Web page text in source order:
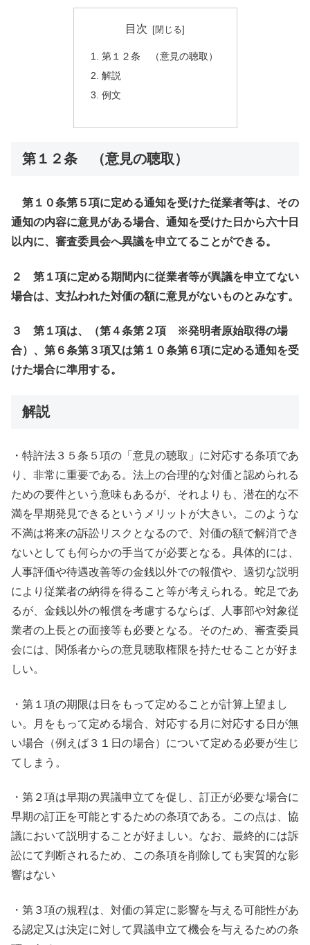
目次
第１２条 （意見の聴取）
解説
例文
第１２条 （意見の聴取）
第１０条第５項に定める通知を受けた従業者等は、その
通知の内容に意見がある場合、通知を受けた日から六十日
以内に、審査委員会へ異議を申立てることができる。
２ 第１項に定める期間内に従業者等が異議を申立てない
場合は、支払われた対価の額に意見がないものとみなす。
３ 第１項は、（第４条第２項 ※発明者原始取得の場
合）、第６条第３項又は第１０条第６項に定める通知を受
けた場合に準用する。
解説
・特許法３５条５項の「意見の聴取」に対応する条項であ
り、非常に重要である。法上の合理的な対価と認められる
ための要件という意味もあるが、それよりも、潜在的な不
満を早期発見できるというメリットが大きい。このような
不満は将来の訴訟リスクとなるので、対価の額で解消でき
ないとしても何らかの手当てが必要となる。具体的には、
人事評価や待遇改善等の金銭以外での報償や、適切な説明
により従業者の納得を得ること等が考えられる。蛇足であ
るが、金銭以外の報償を考慮するならば、人事部や対象従
業者の上長との面接等も必要となる。そのため、審査委員
会には、関係者からの意見聴取権限を持たせることが好ま
しい。
・第１項の期限は日をもって定めることが計算上望まし
い。月をもって定める場合、対応する月に対応する日が無
い場合（例えば３１日の場合）について定める必要が生じ
てしまう。
・第２項は早期の異議申立てを促し、訂正が必要な場合に
早期の訂正を可能とするための条項である。この点は、協
議において説明することが好ましい。なお、最終的には訴
訟にて判断されるため、この条項を削除しても実質的な影
響はない
・第３項の規程は、対価の算定に影響を与える可能性があ
る認定又は決定に対して異議申立て機会を与えるための条